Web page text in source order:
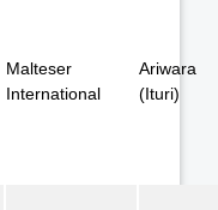
Malteser
International
Ariwara
(Ituri)